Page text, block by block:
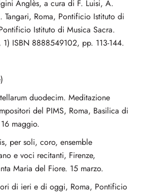
Anglès, a cura di F. Luisi, A.
Roma, Pontificio Istituto di
Istituto di Musica Sacra.
1) ISBN 8888549102, pp. 113-144.
duodecim. Meditazione
del PIMS, Roma, Basilica di
maggio.
per soli, coro, ensemble
e voci recitanti, Firenze,
Maria del Fiore. 15 marzo.
di ieri e di oggi, Roma, Pontificio